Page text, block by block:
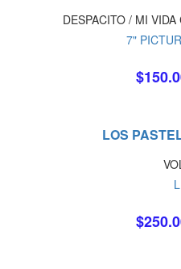
DESPACITO / MI
7"
LOS